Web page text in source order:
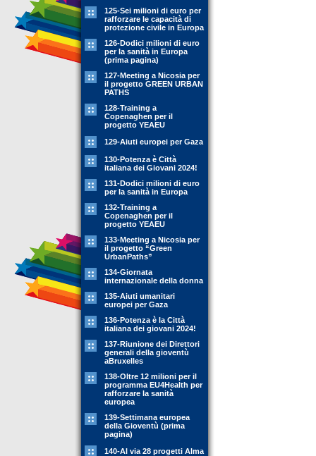
125-Sei milioni di euro per
rafforzare le capacità di
protezione civile in Europa
126-Dodici milioni di euro
per la sanità in Europa
(prima pagina)
127-Meeting a Nicosia per
il progetto GREEN URBAN
PATHS
128-Training a
Copenaghen per il
progetto YEAEU
129-Aiuti europei per Gaza
130-Potenza è Città
italiana dei Giovani 2024!
131-Dodici milioni di euro
per la sanità in Europa
132-Training a
Copenaghen per il
progetto YEAEU
133-Meeting a Nicosia per
il progetto “Green
UrbanPaths”
134-Giornata
internazionale della donna
135-Aiuti umanitari
europei per Gaza
136-Potenza è la Città
italiana dei giovani 2024!
137-Riunione dei Direttori
generali della gioventù
aBruxelles
138-Oltre 12 milioni per il
programma EU4Health per
rafforzare la sanità
europea
139-Settimana europea
della Gioventù (prima
pagina)
140-Al via 28 progetti Alma